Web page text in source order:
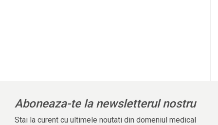
Aboneaza-te la newsletterul nostru
Stai la curent cu ultimele noutati din domeniul medical